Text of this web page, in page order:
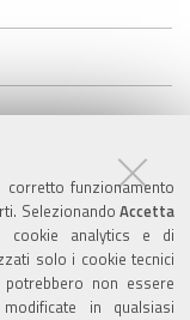
funzionamento
Selezionando Accetta
cookie analytics e di
solo i cookie tecnici
non essere
in qualsiasi
di Zola